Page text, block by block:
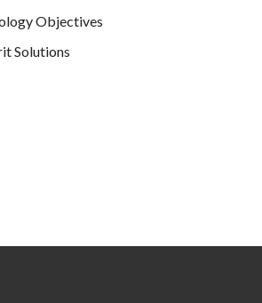
Objectives
Solutions